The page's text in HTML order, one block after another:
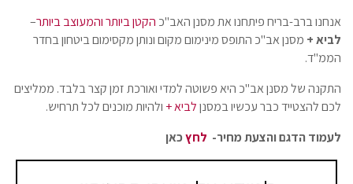
אנחנו ברב-בריח פיתחנו את מסנן האב"כ הקטן ביותר והמעוצב ביותר–
לביא + מסנן אב"כ התופס מינימום מקום ונותן מקסימום ביטחון בחדר
הממ"ד.
התקנה של מסנן אב"כ היא פשוטה למדי ואורכת זמן קצר בלבד. ממליצים
לכם להצטייד כבר עכשיו במסנןלביא + ולהיות מוכנים לכל תרחיש.
לעמוד הדגם והצעת מחיר- לחץכאן